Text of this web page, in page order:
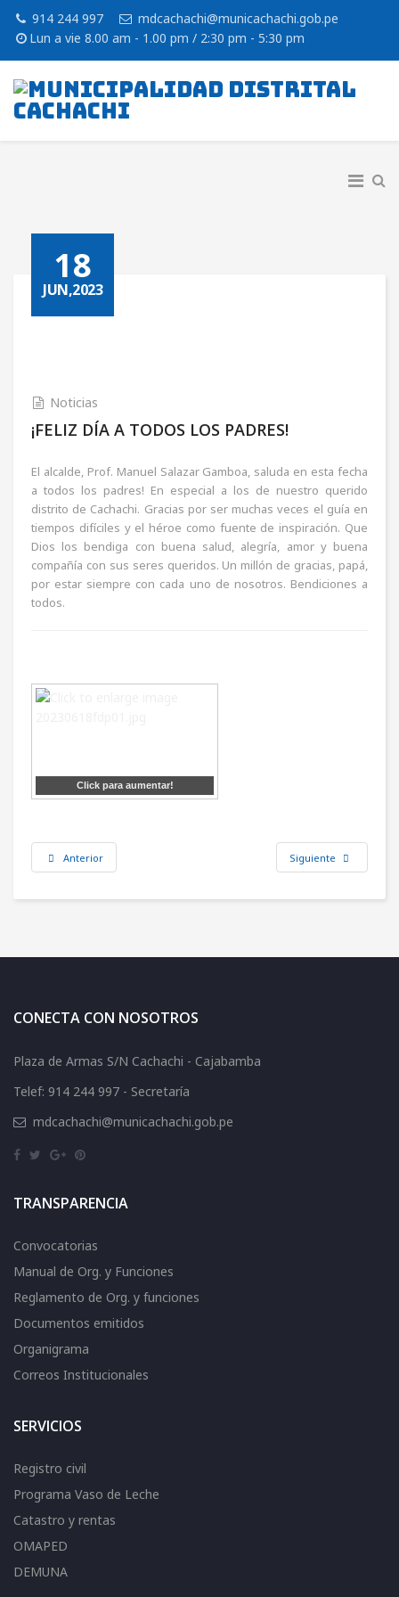
914 244 997
mdcachachi@municachachi.gob.pe
Lun a vie 8.00 am - 1.00 pm / 2:30 pm - 5:30 pm
18
JUN,2023
Noticias
¡FELIZ DÍA A TODOS LOS PADRES!
El alcalde, Prof. Manuel Salazar Gamboa, saluda en esta fecha
a todos los padres! En especial a los de nuestro querido
distrito de Cachachi. Gracias por ser muchas veces el guía en
tiempos difíciles y el héroe como fuente de inspiración. Que
Dios los bendiga con buena salud, alegría, amor y buena
compañía con sus seres queridos. Un millón de gracias, papá,
por estar siempre con cada uno de nosotros. Bendiciones a
todos.
Click para aumentar!
Anterior Siguiente
CONECTA CON NOSOTROS
Plaza de Armas S/N Cachachi - Cajabamba
Telef: 914 244 997 - Secretaría
mdcachachi@municachachi.gob.pe
TRANSPARENCIA
Convocatorias
Manual de Org. y Funciones
Reglamento de Org. y funciones
Documentos emitidos
Organigrama
Correos Institucionales
SERVICIOS
Registro civil
Programa Vaso de Leche
Catastro y rentas
OMAPED
DEMUNA